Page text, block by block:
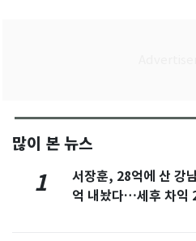
많이 본 뉴스
1
서장훈, 28억에 산 강
억 내놨다…세후 차익